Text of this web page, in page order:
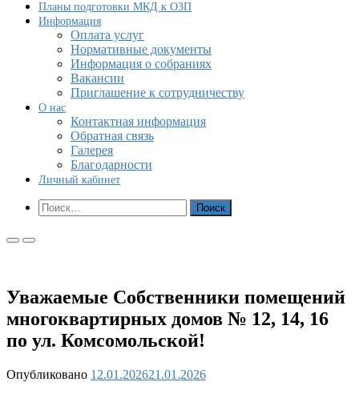
Планы подготовки МКД к ОЗП
Информация
Оплата услуг
Нормативные документы
Информация о собраниях
Вакансии
Приглашение к сотрудничеству
О нас
Контактная информация
Обратная связь
Галерея
Благодарности
Личный кабинет
Показать
форму
Найти:
Основное
Основное
Уважаемые Собственники помещений
многоквартирных домов № 12, 14, 16
по ул. Комсомольской!
Опубликовано 12.01.202621.01.2026